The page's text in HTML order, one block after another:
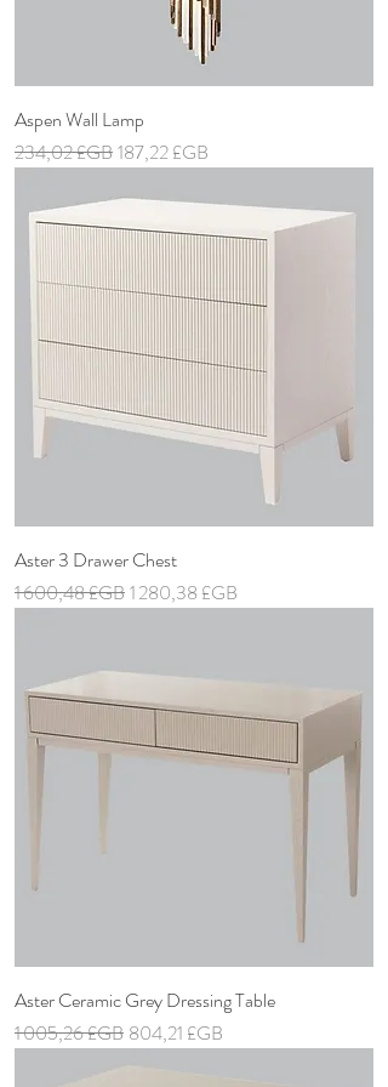
Aspen Wall Lamp
Prix original
234,02 £GBPrix promotionnel
187,22 £GB
Aster 3 Drawer Chest
Prix original
1 600,48 £GBPrix promotionnel
1 280,38 £GB
Aster Ceramic Grey Dressing Table
Prix original
1 005,26 £GB Prix promotionnel
804,21 £GB